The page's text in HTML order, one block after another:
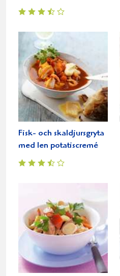
Fisk- och skaldjursgryta
med len potatiscremé